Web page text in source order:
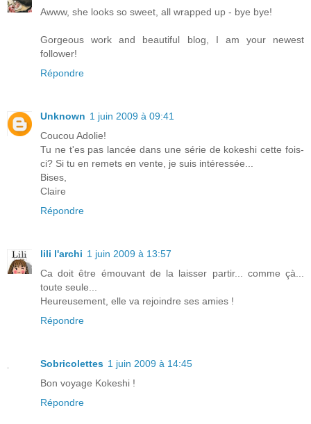
Awww, she looks so sweet, all wrapped up - bye bye!
Gorgeous work and beautiful blog, I am your newest
follower!
Répondre
Unknown 1 juin 2009 à 09:41
Coucou Adolie!
Tu ne t'es pas lancée dans une série de kokeshi cette fois-
ci? Si tu en remets en vente, je suis intéressée...
Bises,
Claire
Répondre
lili l'archi 1 juin 2009 à 13:57
Ca doit être émouvant de la laisser partir... comme çà...
toute seule...
Heureusement, elle va rejoindre ses amies !
Répondre
Sobricolettes 1 juin 2009 à 14:45
Bon voyage Kokeshi !
Répondre